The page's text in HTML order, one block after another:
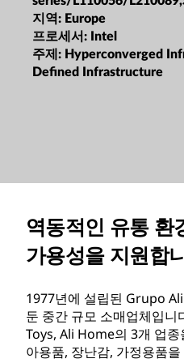
지역: Europe
프로세서: Intel
주제: Hyperconverged
Defined Infrastructure
역동적인 유통 환
가용성을 지원합
1977년에 설립된 Grupo
둔 중간 규모 소매업체입니
Toys, Ali Home의 3개 업
아용품, 장난감, 가정용품